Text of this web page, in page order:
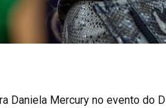
Daniela Mercury no evento do